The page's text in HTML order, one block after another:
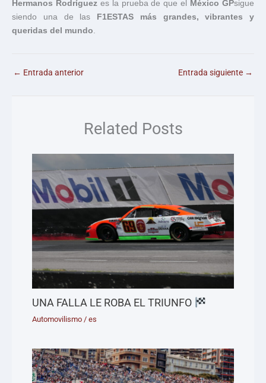
Hermanos Rodríguezes la prueba de que el México GPsigue
siendo una de las F1ESTAS más grandes, vibrantes y
queridas del mundo
← Entrada anterior Entrada siguiente →
Related Posts
UNA FALLA LE ROBA EL TRIUNFO
Automovilismo /es